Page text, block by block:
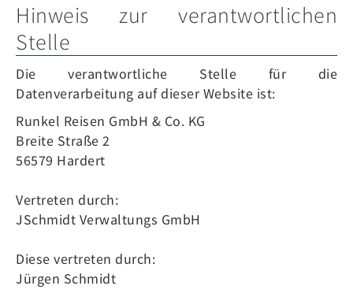
Hinweis zur verantwortlichen
Stelle
Die verantwortliche Stelle für die
Datenverarbeitung auf dieser Website ist:
Runkel Reisen GmbH & Co. KG
Breite Straße 2
56579 Hardert
Vertreten durch:
JSchmidt Verwaltungs GmbH
Diese vertreten durch:
Jürgen Schmidt